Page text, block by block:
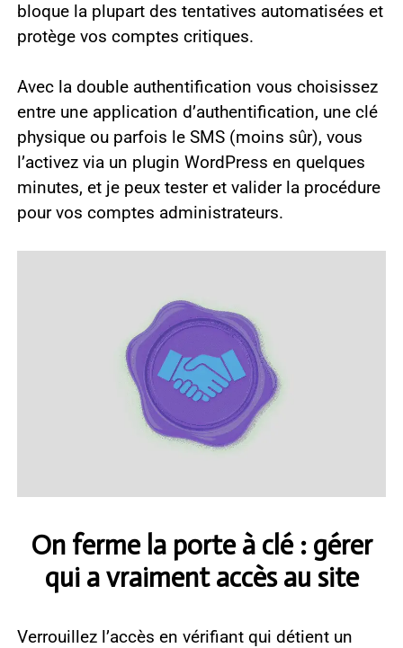
bloque la plupart des tentatives automatisées et
protège vos comptes critiques.
Avec la double authentification vous choisissez
entre une application d’authentification, une clé
physique ou parfois le SMS (moins sûr), vous
l’activez via un plugin WordPress en quelques
minutes, et je peux tester et valider la procédure
pour vos comptes administrateurs.
On ferme la porte à clé : gérer
qui a vraiment accès au site
Verrouillez l’accès en vérifiant qui détient un